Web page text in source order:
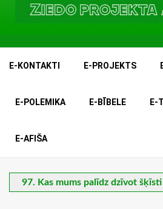
E-KONTAKTI E-PROJEKTS
E-POLEMIKA E-BĪBELE E-
E-AFIŠA
97. Kas mums palīdz dzīvot